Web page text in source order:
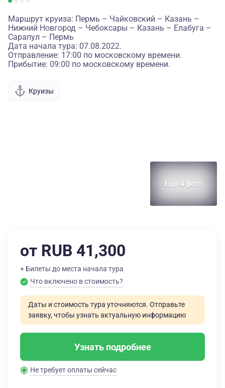
Маршрут круиза: Пермь – Чайковский – Казань –
Нижний Новгород – Чебоксары – Казань – Елабуга –
Сарапул – Пермь
Дата начала тура: 07.08.2022.
Отправление: 17:00 по московскому времени.
Прибытие: 09:00 по московскому времени.
Круизы
Еще 4 фото
от RUB 41,300
+ Билеты до места начала тура
Что включено в стоимость?
Даты и стоимость тура уточняются. Отправьте
заявку, чтобы узнать актуальную информацию
Узнать подробнее
Не требует оплаты сейчас